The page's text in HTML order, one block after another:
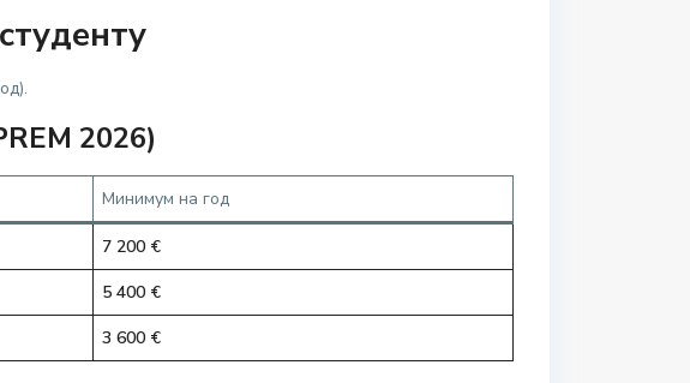
2026)
Минимум на год
7 200 €
5 400 €
3 600 €